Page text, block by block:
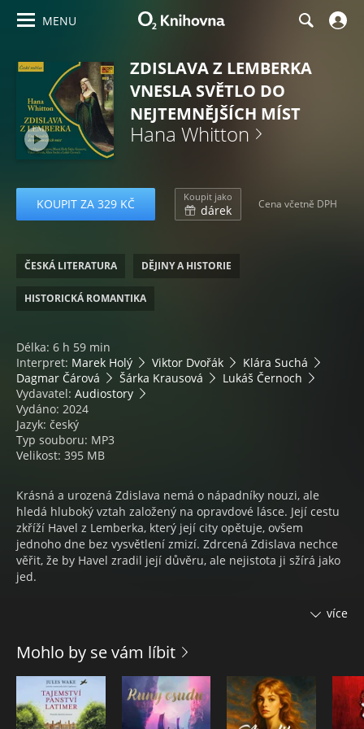
MENU
ZDISLAVA Z LEMBERKA
VNESLA SVĚTLO DO
NEJTEMNĚJŠÍCH MÍST
Hana Whitton
KOUPIT ZA 329 KČ Koupit jako
dárek Cena včetně DPH
ČESKÁ LITERATURA DĚJINY A HISTORIE
HISTORICKÁ ROMANTIKA
Délka: 6 h 59 min
Interpret: Marek Holý Viktor Dvořák
Klára Suchá
Dagmar Čárová
Šárka Krausová
Lukáš Černoch
Vydavatel: Audiostory
Vydáno: 2024
Jazyk: český
Typ souboru: MP3
Velikost: 395 MB
Krásná a urozená Zdislava nemá o nápadníky nouzi, ale
hledá hluboký vztah založený na opravdové lásce. Její cestu
zkříží Havel z Lemberka, který její city opětuje, ovšem
jednoho dne bez vysvětlení zmizí. Zdrcená Zdislava nechce
věřit, že by Havel zradil její důvěru, ale nejistota ji sžírá jako
jed.
Hana Whitton: Zdislava z Lemberka vnesla světlo do
nejtemnějších míst, © 2021
Scénář a režie – Jindřiška Nováková
Zvuk, mix a mastering – Vladimír Šimůnek
Hudba - Karpof Brothers
více
Mohlo by se vám líbit